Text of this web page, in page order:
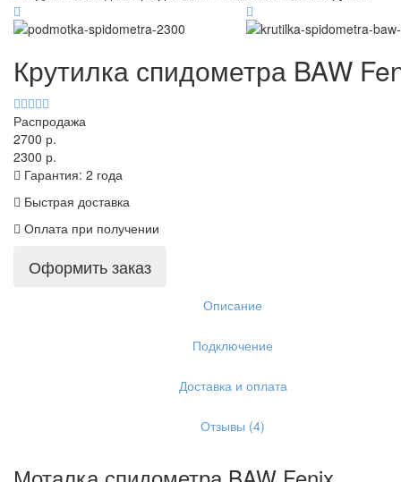
Крутилка спидометра BAW
Распродажа
2700 р.
2300 р.
Гарантия: 2 года
Быстрая доставка
Оплата при получении
Оформить заказ
Описание
Подключение
Доставка и оплата
Отзывы (4)